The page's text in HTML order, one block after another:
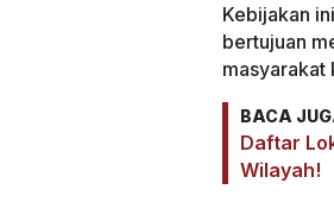
Kebijakan
bertujuan
masyarakat
BACA
Daftar
Wilayah!